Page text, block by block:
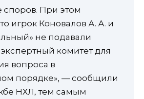
При этом
игрок Коновалов А. А. и
не подавали
комитет для
вопроса в
порядке», — сообщили
НХЛ, тем самым